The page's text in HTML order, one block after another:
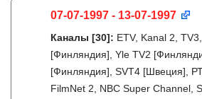
07-07-1997 - 13-07-1997
Каналы [30]: ETV, Kanal 2,
[Финляндия], Yle TV2
[Финляндия], SVT4 [Швеция],
FilmNet 2, NBC Super Channel,